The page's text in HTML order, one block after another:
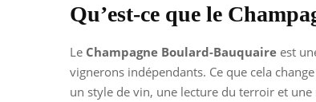
Qu’est-ce que le
Le Champagne Boulard-Bauquaire est
vignerons indépendants. Ce que cela
un style de vin, une lecture du terroir et